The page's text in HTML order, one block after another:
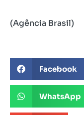
(Agência Brasil)
Facebook
WhatsApp